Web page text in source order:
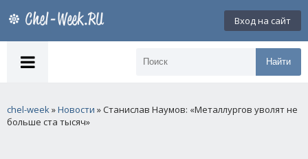
Вход на сайт
Найти
chel-week»Новости » Станислав Наумов: «Металлургов уволят не
больше ста тысяч»